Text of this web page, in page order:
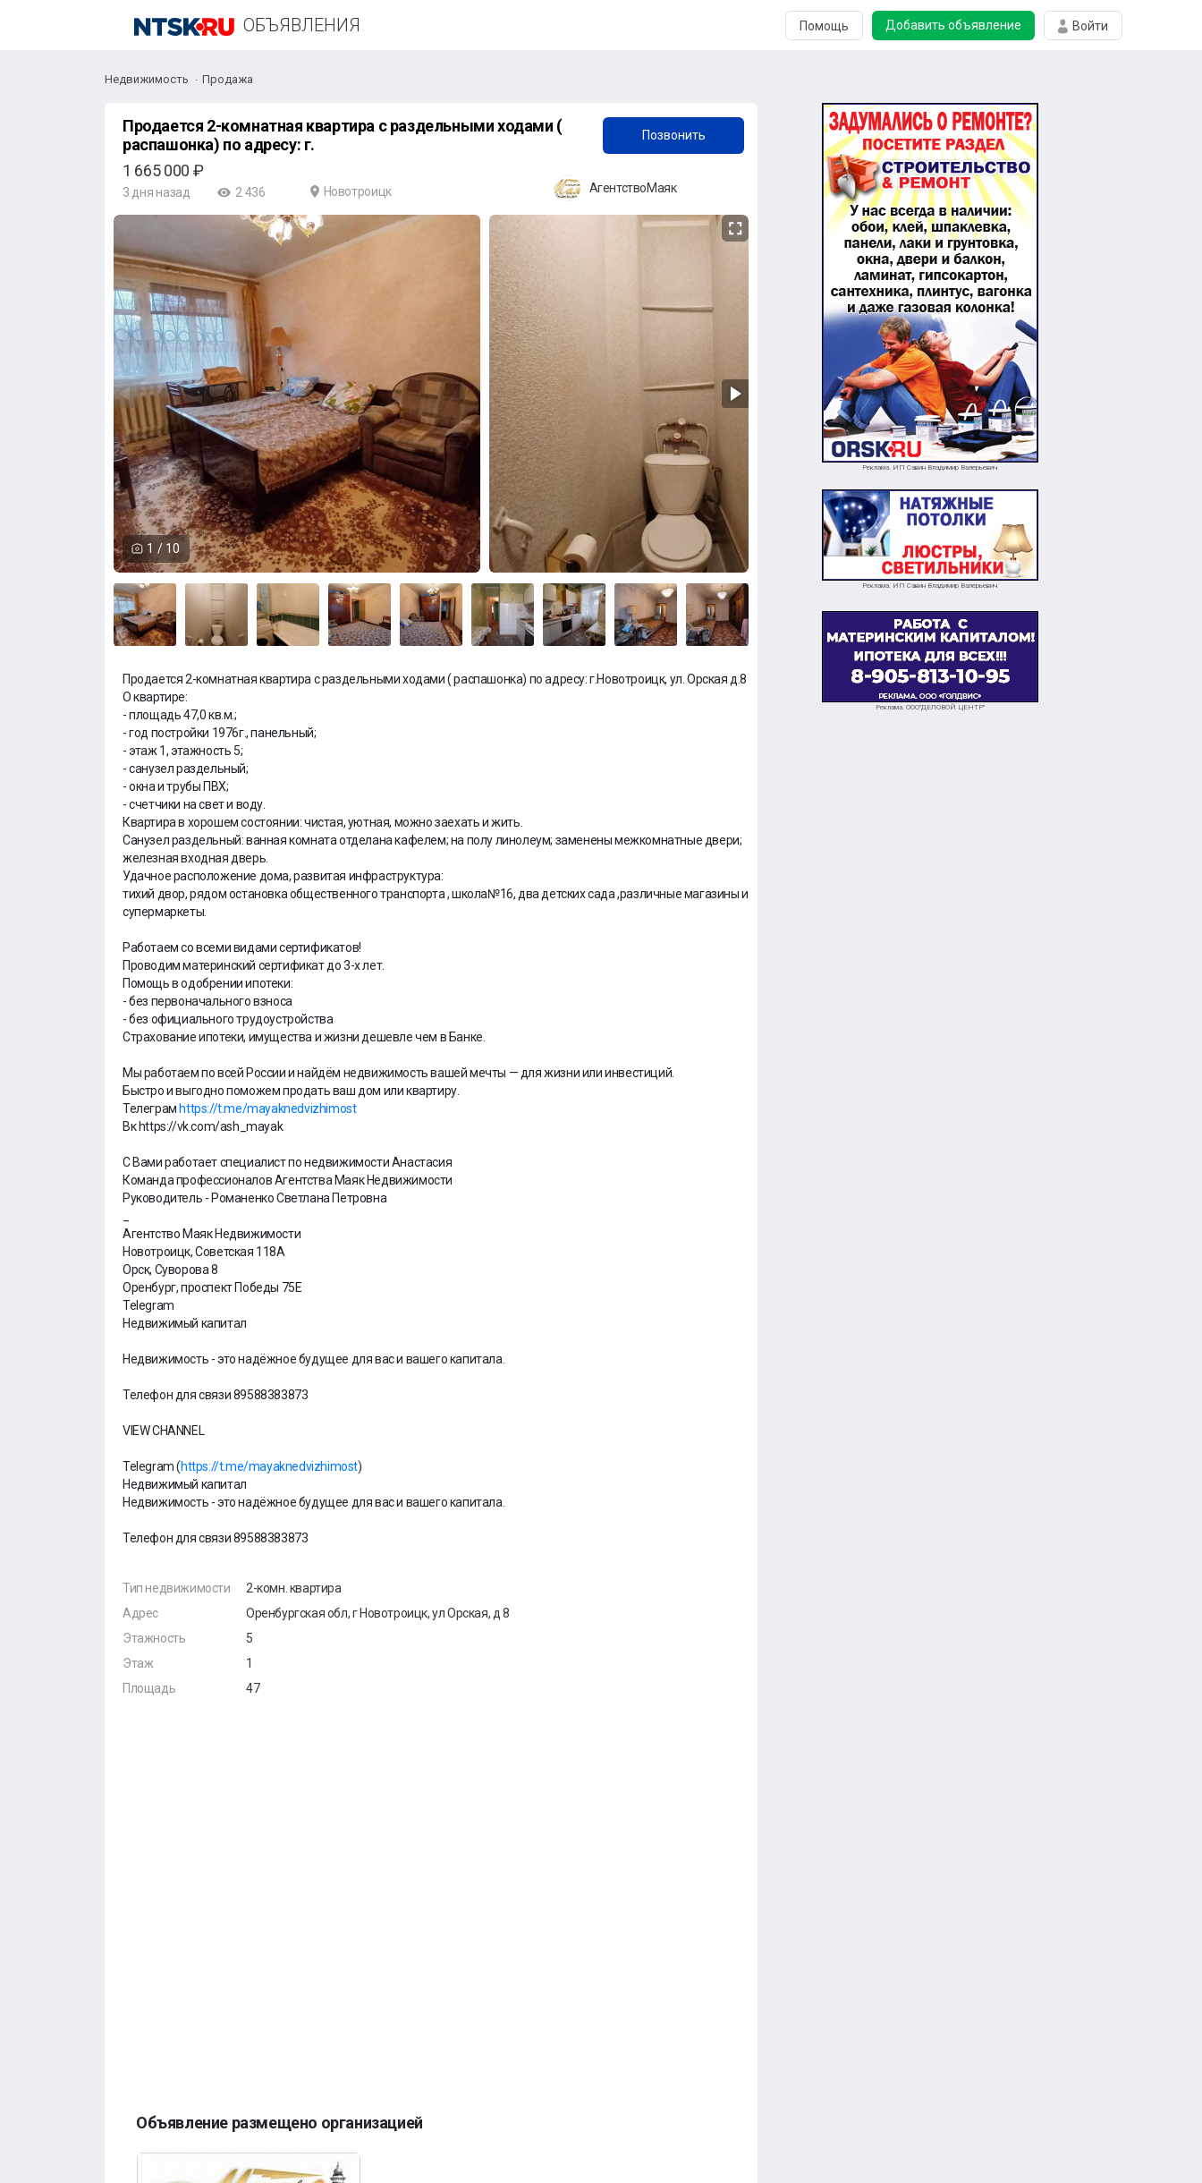
ОБЪЯВЛЕНИЯ Помощь Добавить объявление Войти
+7 (958) 838-38-73
Недвижимость Продажа
1 / 10
Продается 2-комнатная квартира с раздельными ходами (
распашонка) по адресу: г.
Позвонить
1 665 000 ₽
3 дня назад 2 436 Новотроицк АгентствоМаяк
Продается 2-комнатная квартира с раздельными ходами ( распашонка) по адресу: г.Новотроицк, ул. Орская д.8
О квартире:
- площадь 47,0 кв.м.;
- год постройки 1976г., панельный;
- этаж 1, этажность 5;
- санузел раздельный;
- окна и трубы ПВХ;
- счетчики на свет и воду.
Квартира в хорошем состоянии: чистая, уютная, можно заехать и жить.
Санузел раздельный: ванная комната отделана кафелем; на полу линолеум; заменены межкомнатные двери;
железная входная дверь.
Удачное расположение дома, развитая инфраструктура:
тихий двор, рядом остановка общественного транспорта , школа№16, два детских сада ,различные магазины и
супермаркеты.
Работаем со всеми видами сертификатов!
Проводим материнский сертификат до 3-х лет.
Помощь в одобрении ипотеки:
- без первоначального взноса
- без официального трудоустройства
Страхование ипотеки, имущества и жизни дешевле чем в Банке.
Мы работаем по всей России и найдём недвижимость вашей мечты — для жизни или инвестиций.
Быстро и выгодно поможем продать ваш дом или квартиру.
Телеграм https://t.me/mayaknedvizhimost
Вк https://vk.com/ash_mayak
С Вами работает специалист по недвижимости Анастасия
Команда профессионалов Агентства Маяк Недвижимости
Руководитель - Романенко Светлана Петровна
Агентство Маяк Недвижимости
Новотроицк, Советская 118А
Орск, Суворова 8
Оренбург, проспект Победы 75Е
Telegram
Недвижимый капитал
Недвижимость - это надёжное будущее для вас и вашего капитала.
Телефон для связи 89588383873
VIEW CHANNEL
Telegram (https://t.me/mayaknedvizhimost)
Недвижимый капитал
Недвижимость - это надёжное будущее для вас и вашего капитала.
Телефон для связи 89588383873
Тип недвижимости
Адрес
Этажность
Этаж
Площадь
2-комн. квартира
Оренбургская обл, г Новотроицк, ул Орская, д 8
5
1
47
Объявление размещено организацией
Реклама. ИП Савин Владимир Валерьевич
Реклама. ИП Савин Владимир Валерьевич
Реклама. ООО"ДЕЛОВОЙ ЦЕНТР"